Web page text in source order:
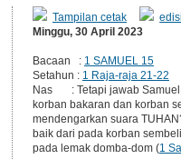
Tampilan cetak
Minggu, 30 April 2023
Bacaan : 1 SAMUEL 15
Setahun : 1 Raja-raja 21-22
Nas : Tetapi jawab Samuel:
korban bakaran dan korban
mendengarkan suara
baik dari pada korban
pada lemak domba-dom (1